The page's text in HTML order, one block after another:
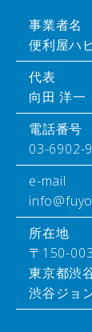
事業者名
便利屋ハ
代表
向田 洋一
電話番号
03-6902-
e-mail
所在地
〒150-
東京都渋
渋谷ジョ